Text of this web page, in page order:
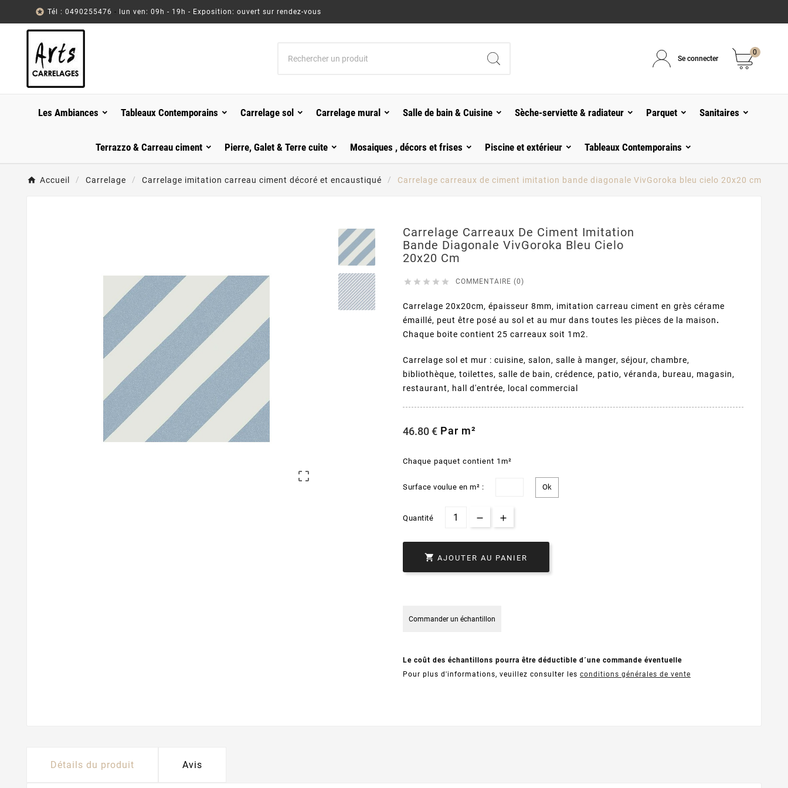
 Tél : 0490255476 - lun ven: 09h - 19h - Exposition: ouvert sur rendez-vous
Se connecter
0
Les Ambiances Tableaux Contemporains Carrelage sol Carrelage mural Salle de bain & Cuisine Sèche-serviette & radiateur Parquet Sanitaires
Terrazzo & Carreau ciment Pierre, Galet & Terre cuite Mosaiques , décors et frises Piscine et extérieur Tableaux Contemporains
Accueil Carrelage Carrelage imitation carreau ciment décoré et encaustiqué Carrelage carreaux de ciment imitation bande diagonale VivGoroka bleu cielo 20x20 cm

Carrelage Carreaux De Ciment Imitation
Bande Diagonale VivGoroka Bleu Cielo
20x20 Cm
     COMMENTAIRE (0)
Carrelage 20x20cm, épaisseur 8mm, imitation carreau ciment en grès cérame
émaillé, peut être posé au sol et au mur dans toutes les pièces de la maison.
Chaque boite contient 25 carreaux soit 1m2.
Carrelage sol et mur : cuisine, salon, salle à manger, séjour, chambre,
bibliothèque, toilettes, salle de bain, crédence, patio, véranda, bureau, magasin,
restaurant, hall d'entrée, local commercial
46.80 € Par m²
Chaque paquet contient 1m²
Surface voulue en m² :
Quantité
 AJOUTER AU PANIER
Commander un échantillon
Le coût des échantillons pourra être déductible d´une commande éventuelle
Pour plus d'informations, veuillez consulter les conditions générales de vente
Détails du produit Avis